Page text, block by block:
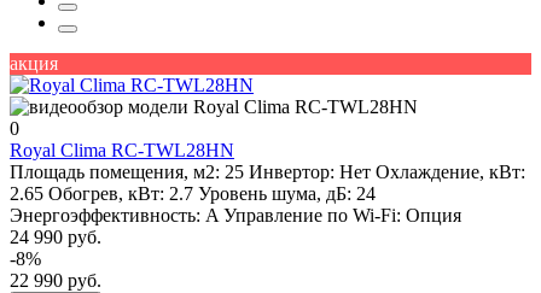
акция
0
Royal Clima RC-TWL28HN
Площадь помещения, м2: 25 Инвертор: Нет Охлаждение, кВт:
2.65 Обогрев, кВт: 2.7 Уровень шума, дБ: 24
Энергоэффективность: A Управление по Wi-Fi: Опция
24 990 руб.
-8%
22 990 руб.